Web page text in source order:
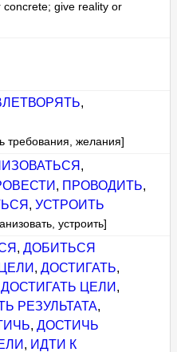
concrete; give reality or
,
требования, желания]
,
, ПРОВОДИТЬ,
,УСТРОИТЬ
устроить]
, ДОБИТЬСЯ
,ДОСТИГАТЬ,
ДОСТИГАТЬ ЦЕЛИ ,
РЕЗУЛЬТАТА,
,ДОСТИЧЬ
, ИДТИ К